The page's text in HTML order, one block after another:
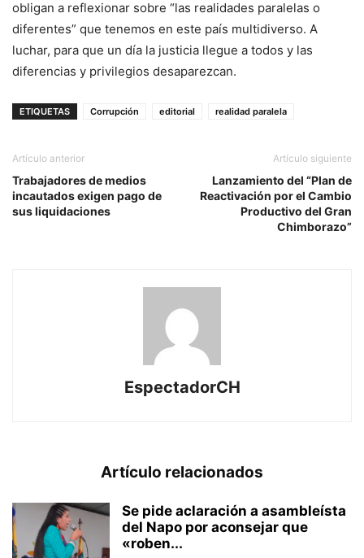
obligan a reflexionar sobre “las realidades paralelas o
diferentes” que tenemos en este país multidiverso. A
luchar, para que un día la justicia llegue a todos y las
diferencias y privilegios desaparezcan.
ETIQUETAS Corrupción editorial realidad paralela
Artículo anterior
Trabajadores de medios
incautados exigen pago de
sus liquidaciones
Artículo siguiente
Lanzamiento del “Plan de
Reactivación por el Cambio
Productivo del Gran
Chimborazo”
EspectadorCH
Artículo relacionados
Se pide aclaración a asambleísta
del Napo por aconsejar que
«roben...